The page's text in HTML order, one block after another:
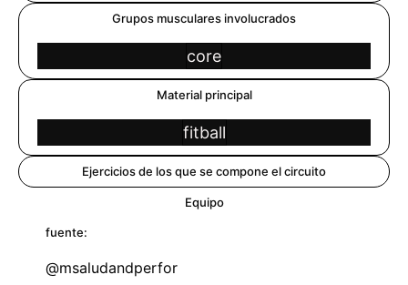
Grupos musculares involucrados
core
Material principal
fitball
Ejercicios de los que se compone el circuito
Equipo
fuente:
@msaludandperfor